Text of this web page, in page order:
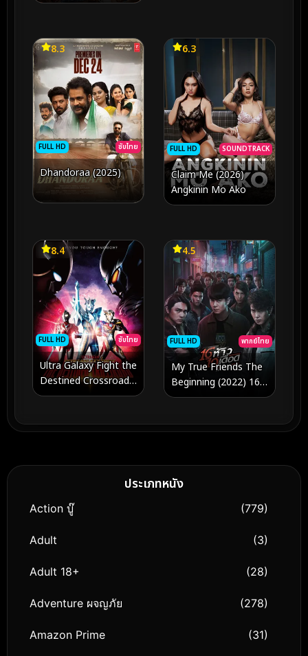
FULL HD ซับไทย
8.3
Dhandoraa (2025)
FULL HD SOUNDTRACK
6.3
Claim Me (2026)
Angkinin Mo Ako
FULL HD ซับไทย
8.4
Ultra Galaxy Fight the
Destined Crossroad
(2023) อุลตร้าแกแลคซี
FULL HD พากย์ไทย
4.5
My True Friends The
Beginning (2022) 16
ห้าว 19 เดือด
ประเภทหนัง
Action บู๊ (779)
Adult (3)
Adult 18+ (28)
Adventure ผจญภัย (278)
Amazon Prime (31)